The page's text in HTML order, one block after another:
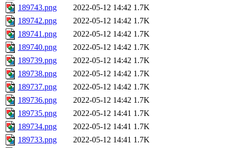
189743.png
2022-05-12 14:42 1.7K
189742.png
2022-05-12 14:42 1.7K
189741.png
2022-05-12 14:42 1.7K
189740.png
2022-05-12 14:42 1.7K
189739.png
2022-05-12 14:42 1.7K
189738.png
2022-05-12 14:42 1.7K
189737.png
2022-05-12 14:42 1.7K
189736.png
2022-05-12 14:42 1.7K
189735.png
2022-05-12 14:41 1.7K
189734.png
2022-05-12 14:41 1.7K
189733.png
2022-05-12 14:41 1.7K